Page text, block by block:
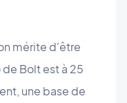
mérite d'être
Bolt est à 25
une base de